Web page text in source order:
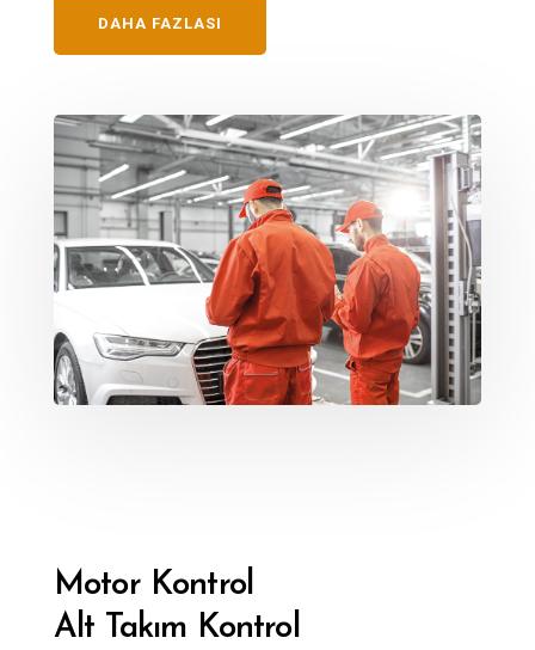
DAHA FAZLASI
Motor Kontrol
Alt Takım Kontrol